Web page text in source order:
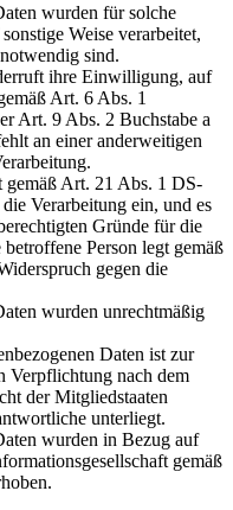
wurden für solche
Weise verarbeitet,
sind.
ihre Einwilligung, auf
Art. 6 Abs. 1
Art. 9 Abs. 2 Buchstabe a
an einer anderweitigen
gemäß Art. 21 Abs. 1 DS-
Verarbeitung ein, und es
Gründe für die
Person legt gemäß
gegen die
wurden unrechtmäßig
Daten ist zur
Verpflichtung nach dem
der Mitgliedstaaten
unterliegt.
wurden in Bezug auf
gemäß